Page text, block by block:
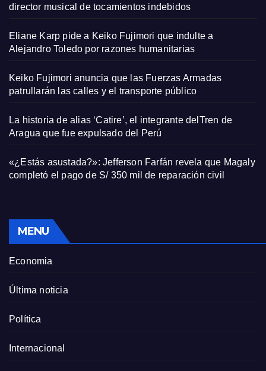
director musical de tocamientos indebidos
Eliane Karp pide a Keiko Fujimori que indulte a
Alejandro Toledo por razones humanitarias
Keiko Fujimori anuncia que las Fuerzas Armadas
patrullarán las calles y el transporte público
La historia de alias ‘Catire’, el integrante delTren de
Aragua que fue expulsado del Perú
«¿Estás asustada?»: Jefferson Farfán revela que Magaly
completó el pago de S/ 350 mil de reparación civil
MENU
Economia
Última noticia
Política
Internacional